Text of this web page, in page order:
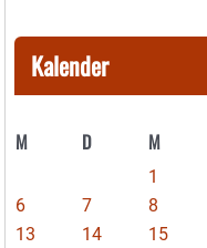
Kalender
M D M
1
6
7 8
13
14 15